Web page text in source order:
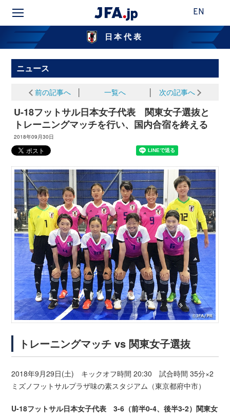
EN
日本代表
ニュース
前の記事へ 一覧へ 次の記事へ
U-18フットサル日本女子代表 関東女子選抜と
トレーニングマッチを行い、国内合宿を終える
2018年09月30日
トレーニングマッチ vs 関東女子選抜
2018年9月29日(土) キックオフ時間 20:30 試合時間 35分×2
ミズノフットサルプラザ味の素スタジアム（東京都府中市）
U-18フットサル日本女子代表 3-6（前半0-4、後半3-2）関東女